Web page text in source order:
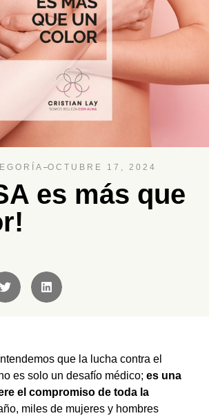
OCTUBRE 17, 2024
es más que
que la lucha contra el
es solo un desafío médico; es una
el compromiso de toda la
miles de mujeres y hombres